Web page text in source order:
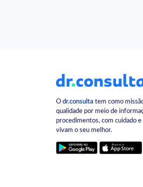
O dr.consulta tem como
qualidade por meio de
procedimentos, com cuidado
vivam o seu melhor.